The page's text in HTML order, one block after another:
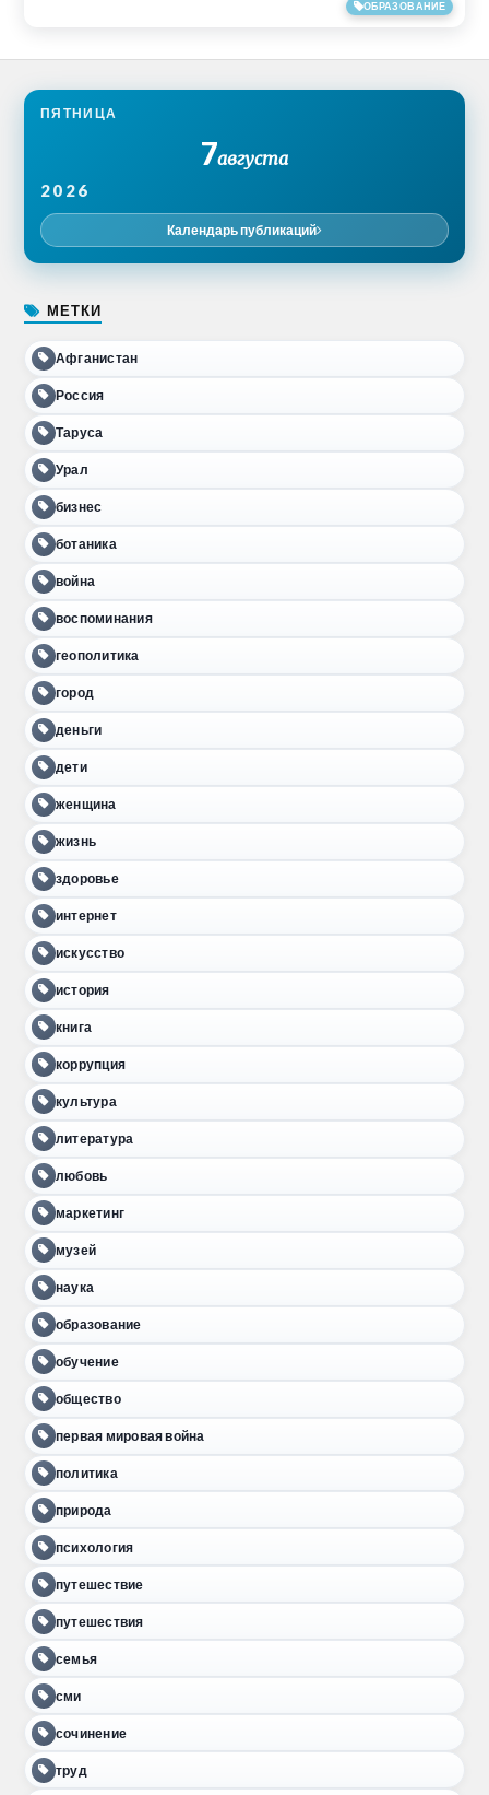
ОБРАЗОВАНИЕ
ПЯТНИЦА
7августа
2026
Календарь публикаций
МЕТКИ
Афганистан
Россия
Таруса
Урал
бизнес
ботаника
война
воспоминания
геополитика
город
деньги
дети
женщина
жизнь
здоровье
интернет
искусство
история
книга
коррупция
культура
литература
любовь
маркетинг
музей
наука
образование
обучение
общество
первая мировая война
политика
природа
психология
путешествие
путешествия
семья
сми
сочинение
труд